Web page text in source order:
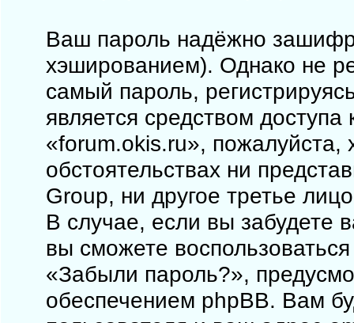
Ваш пароль надёжно
хэшированием). Однако не
самый пароль,
является средством
«forum.okis.ru», пожалуйста,
обстоятельствах ни
Group, ни другое третье
В случае, если вы забудете
вы сможете
«Забыли пароль?»,
обеспечением phpBB. Вам